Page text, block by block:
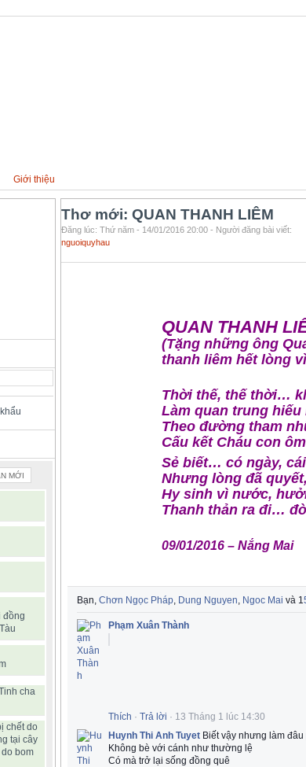
Giới thiệu
MỚI
đồng
cha
chết do
tại cây
bom
Thơ mới: QUAN THANH LIÊM
Đăng lúc: Thứ năm - 14/01/2016 20:00 - Người đăng bài viết:
nguoiquyhau
QUAN THANH
(Tặng những ông
thanh liêm hết lòng
Thời thế, thế thời…
Làm quan trung hiếu
Theo đường tham
Cấu kết Cháu con
Sẻ biết… có ngày,
Nhưng lòng đã
Hy sinh vì nước,
Thanh thản ra đi…
09/01/2016 – Nắng Mai
Bạn, Chơn Ngọc Pháp, Dung Nguyen, Ngoc Mai và 1
Comments
Phạm Xuân Thành
Thích · Trả lời · 13 Tháng 1 lúc 14:30
Huynh Thi Anh Tuyet Biết vậy nhưng làm đâu
Không bè với cánh như thường lệ
Có mà trở lại sống đồng quê